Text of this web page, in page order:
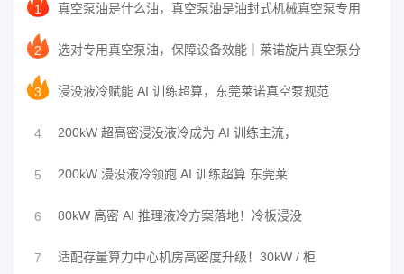
1 真空泵油是什么油，真空泵油是油封式机械真空泵专用
2 选对专用真空泵油，保障设备效能｜莱诺旋片真空泵分
3 浸没液冷赋能 AI 训练超算，东莞莱诺真空泵规范
4 200kW 超高密浸没液冷成为 AI 训练主流，
5 200kW 浸没液冷领跑 AI 训练超算 东莞莱
6 80kW 高密 AI 推理液冷方案落地！冷板浸没
7 适配存量算力中心机房高密度升级！30kW / 柜